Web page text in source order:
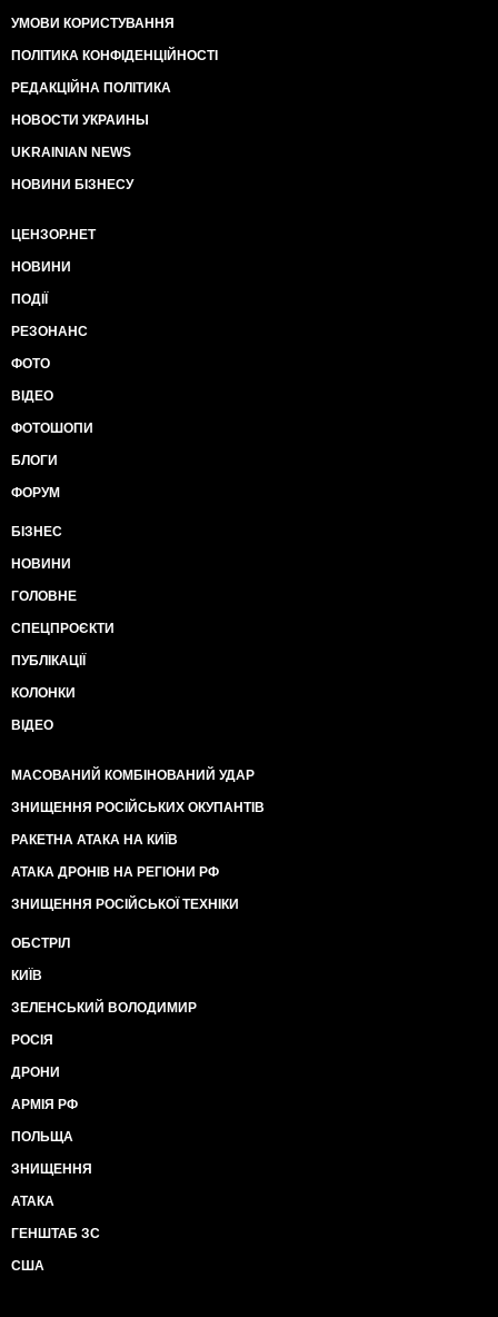
УМОВИ КОРИСТУВАННЯ
ПОЛІТИКА КОНФІДЕНЦІЙНОСТІ
РЕДАКЦІЙНА ПОЛІТИКА
НОВОСТИ УКРАИНЫ
UKRAINIAN NEWS
НОВИНИ БІЗНЕСУ
ЦЕНЗОР.НЕТ
НОВИНИ
ПОДІЇ
РЕЗОНАНС
ФОТО
ВІДЕО
ФОТОШОПИ
БЛОГИ
ФОРУМ
БІЗНЕС
НОВИНИ
ГОЛОВНЕ
СПЕЦПРОЄКТИ
ПУБЛІКАЦІЇ
КОЛОНКИ
ВІДЕО
МАСОВАНИЙ КОМБІНОВАНИЙ УДАР
ЗНИЩЕННЯ РОСІЙСЬКИХ ОКУПАНТІВ
РАКЕТНА АТАКА НА КИЇВ
АТАКА ДРОНІВ НА РЕГІОНИ РФ
ЗНИЩЕННЯ РОСІЙСЬКОЇ ТЕХНІКИ
ОБСТРІЛ
КИЇВ
ЗЕЛЕНСЬКИЙ ВОЛОДИМИР
РОСІЯ
ДРОНИ
АРМІЯ РФ
ПОЛЬЩА
ЗНИЩЕННЯ
АТАКА
ГЕНШТАБ ЗС
США